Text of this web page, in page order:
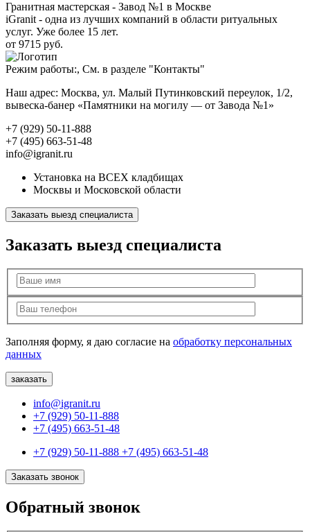
Гранитная мастерская - Завод №1 в Москве
iGranit - одна из лучших компаний в области ритуальных
услуг. Уже более 15 лет.
от 9715 руб.
Режим работы:, См. в разделе "Контакты"
Наш адрес: Москва, ул. Малый Путинковский переулок, 1/2,
вывеска-банер «Памятники на могилу — от Завода №1»
+7 (929) 50-11-888
+7 (495) 663-51-48
info@igranit.ru
Установка на ВСЕХ кладбищах
Москвы и Московской области
Заказать выезд специалиста
Заказать выезд специалиста
Заполняя форму, я даю согласие на обработку персональных
данных
info@igranit.ru
+7 (929) 50-11-888
+7 (495) 663-51-48
+7 (929) 50-11-888 +7 (495) 663-51-48
Заказать звонок
Обратный звонок